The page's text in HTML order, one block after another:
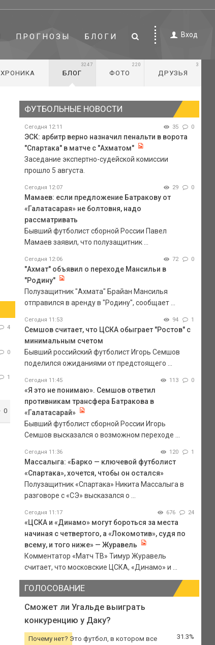
ПРОГНОЗЫ БЛОГИ Вход
ХРОНИКА БЛОГ
3247
ФОТО
220
ДРУЗЬЯ
3
4
0
1
0
ФУТБОЛЬНЫЕ НОВОСТИ
Сегодня 12:11 35 0
ЭСК: арбитр верно назначил пенальти в ворота
"Спартака" в матче с "Ахматом"
Заседание экспертно-судейской комиссии
прошло 5 августа.
Сегодня 12:07 29 0
Мамаев: если предложение Батракову от
«Галатасарая» не болтовня, надо
рассматривать
Бывший футболист сборной России Павел
Мамаев заявил, что полузащитник ...
Сегодня 12:06 72 0
"Ахмат" объявил о переходе Мансильи в
"Родину"
Полузащитник "Ахмата" Брайан Мансилья
отправился в аренду в "Родину", сообщает ...
Сегодня 11:53 94 1
Семшов считает, что ЦСКА обыграет "Ростов" с
минимальным счетом
Бывший российский футболист Игорь Семшов
поделился ожиданиями от предстоящего ...
Сегодня 11:45 113 0
«Я это не понимаю». Семшов ответил
противникам трансфера Батракова в
«Галатасарай»
Бывший футболист сборной России Игорь
Семшов высказался о возможном переходе ...
Сегодня 11:36 120 1
Массалыга: «Барко — ключевой футболист
«Спартака», хочется, чтобы он остался»
Полузащитник «Спартака» Никита Массалыга в
разговоре с «СЭ» высказался о ...
Сегодня 11:17 676 24
«ЦСКА и «Динамо» могут бороться за места
начиная с четвертого, а «Локомотив», судя по
всему, и того ниже» — Журавель
Комментатор «Матч ТВ» Тимур Журавель
считает, что московские ЦСКА, «Динамо» и ...
ГОЛОСОВАНИЕ
Сможет ли Угальде выиграть
конкуренцию у Даку?
Почему нет? Это футбол, в котором все
31.3%